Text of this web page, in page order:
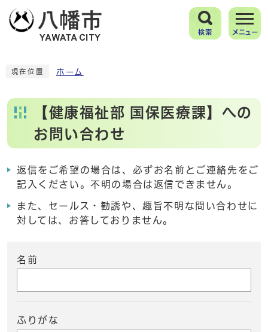
検索 メニュー
現在位置 ホーム
【健康福祉部 国保医療課】への
お問い合わせ
返信をご希望の場合は、必ずお名前とご連絡先をご
記入ください。不明の場合は返信できません。
また、セールス・勧誘や、趣旨不明な問い合わせに
対しては、お答しておりません。
名前
ふりがな